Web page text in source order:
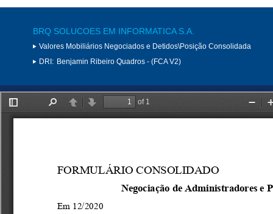
BRQ SOLUCOES EM INFORMATICA S.A.
Valores Mobiliários Negociados e Detidos\Posição Consolidada
DRI: Benjamin Ribeiro Quadros - (FCA V2)